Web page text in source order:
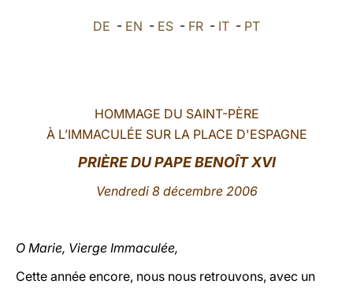
العربيّة DE - EN - ES - FR - IT - PT
HOMMAGE DU SAINT-PÈRE
À L’IMMACULÉE SUR LA PLACE D'ESPAGNE
PRIÈRE DU PAPE BENOÎT XVI
Vendredi 8 décembre 2006
O Marie, Vierge Immaculée,
Cette année encore, nous nous retrouvons, avec un